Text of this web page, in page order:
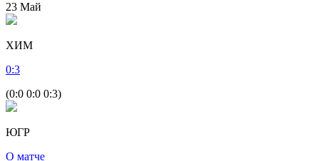
23 Май
ХИМ
0:3
(0:0 0:0 0:3)
ЮГР
О матче